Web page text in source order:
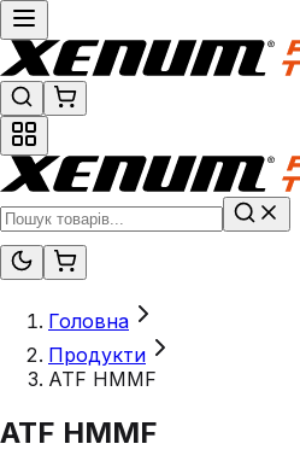
Головна
Продукти
ATF HMMF
ATF HMMF